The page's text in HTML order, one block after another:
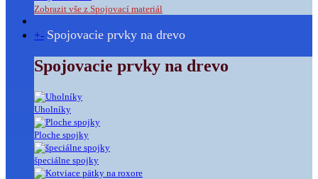
Zobrazit vše z Spojovací materiál
+- Spojovacie prvky na drevo
Spojovacie prvky na drevo
Uholníky
Ploche spojky
špeciálne spojky